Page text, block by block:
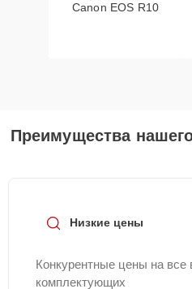
Canon EOS R10
Преимущества
Низкие цены
Конкурентные цены на все
комплектующих